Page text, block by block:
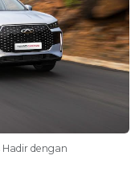
Hadir dengan